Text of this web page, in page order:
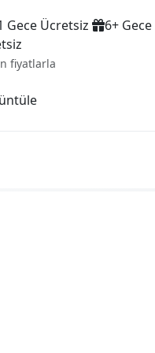
Gece Ücretsiz
6+ Gece
fiyatlarla